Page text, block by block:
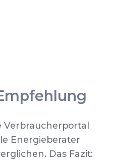
Verbraucherportal
Energieberater
Das Fazit: